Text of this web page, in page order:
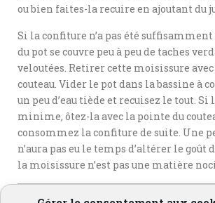
ou bien faites-la recuire en ajoutant du
Si la confiture n’a pas été
du pot se couvre peu à peu de taches
veloutées. Retirer cette moisissure avec
couteau. Vider le pot dans la bassine à
un peu d’eau tiède et recuisez le tout.
minime, ôtez-la avec la pointe du
consommez la confiture de suite. Une
n’aura pas eu le temps d’altérer le goût
la moisissure n’est pas une matière